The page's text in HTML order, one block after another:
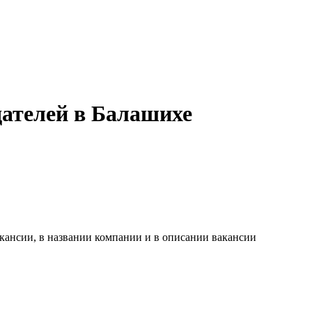
в Балашихе
в названии компании и в описании вакансии